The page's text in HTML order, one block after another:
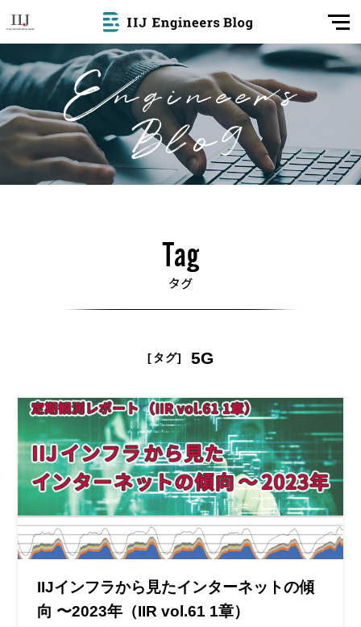
[タグ] 5G
IIJインフラから見たインターネットの傾
向 〜2023年（IIR vol.61 1章）